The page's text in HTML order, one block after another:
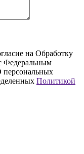
на Обработку
Федеральным
персональных
Политикой